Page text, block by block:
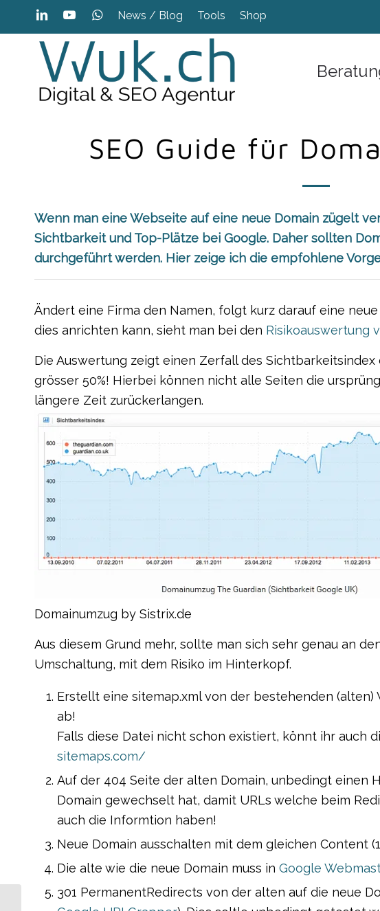
News / Blog Tools Shop
SEO Guide für
Wenn man eine Webseite auf eine neue Domain zügelt
Sichtbarkeit und Top-Plätze bei Google. Daher sollten
durchgeführt werden. Hier zeige ich die empfohlene
Ändert eine Firma den Namen, folgt kurz darauf eine
dies anrichten kann, sieht man bei den Risikoauswertung
Die Auswertung zeigt einen Zerfall des
grösser 50%! Hierbei können nicht alle Seiten die
längere Zeit zurückerlangen.
Domainumzug by Sistrix.de
Aus diesem Grund mehr, sollte man sich sehr genau an
Umschaltung, mit dem Risiko im Hinterkopf.
Erstellt eine sitemap.xml von der bestehenden
ab!
Falls diese Datei nicht schon existiert, könnt ihr auch
sitemaps.com/
Auf der 404 Seite der alten Domain, unbedingt einen
Domain gewechselt hat, damit URLs welche beim
auch die Informtion haben!
Neue Domain ausschalten mit dem gleichen Content
Die alte wie die neue Domain muss in Google
301 PermanentRedirects von der alten auf die neue